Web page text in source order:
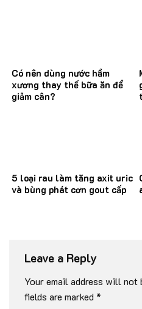
Có nên dùng nước hầm
xương thay thế bữa ăn để
giảm cân?
5 loại rau làm tăng axit uric
và bùng phát cơn gout cấp
Leave a Reply
Your email address will not
fields are marked *